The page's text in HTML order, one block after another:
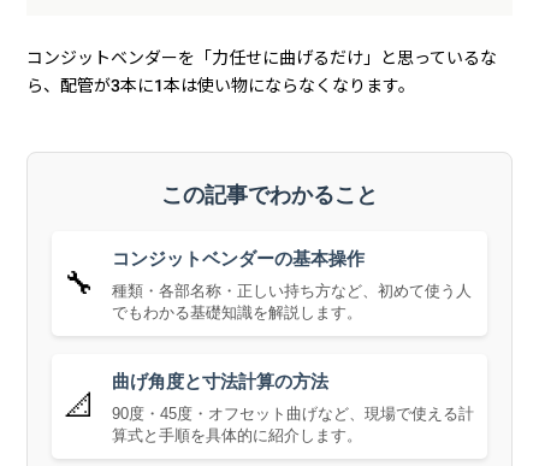
コンジットベンダーを「力任せに曲げるだけ」と思っているな
ら、配管が3本に1本は使い物にならなくなります。
この記事でわかること
🔧
コンジットベンダーの基本操作
種類・各部名称・正しい持ち方など、初めて使う人
でもわかる基礎知識を解説します。
📐
曲げ角度と寸法計算の方法
90度・45度・オフセット曲げなど、現場で使える計
算式と手順を具体的に紹介します。